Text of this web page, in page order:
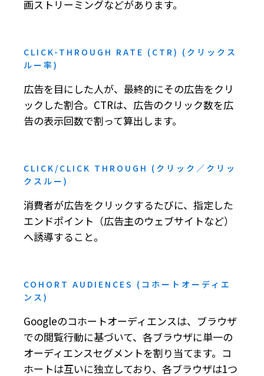
画ストリーミングなどがあります。
CLICK-THROUGH RATE (CTR) (クリックス
ルー率)
広告を目にした人が、最終的にその広告をクリ
ックした割合。CTRは、広告のクリック数を広
告の表示回数で割って算出します。
CLICK/CLICK THROUGH (クリック／クリッ
クスルー)
消費者が広告をクリックするたびに、指定した
エンドポイント（広告主のウェブサイトなど）
へ誘導すること。
COHORT AUDIENCES (コホートオーディエ
ンス)
Googleのコホートオーディエンスは、ブラウザ
での閲覧行動に基づいて、各ブラウザに単一の
オーディエンスセグメントを割り当てます。コ
ホートは互いに独立しており、各ブラウザは1つ